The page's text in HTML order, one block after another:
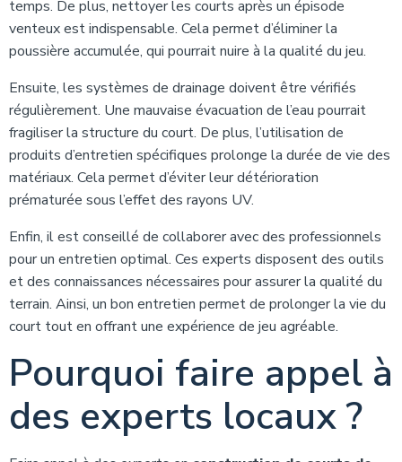
temps. De plus, nettoyer les courts après un épisode
venteux est indispensable. Cela permet d’éliminer la
poussière accumulée, qui pourrait nuire à la qualité du jeu.
Ensuite, les systèmes de drainage doivent être vérifiés
régulièrement. Une mauvaise évacuation de l’eau pourrait
fragiliser la structure du court. De plus, l’utilisation de
produits d’entretien spécifiques prolonge la durée de vie des
matériaux. Cela permet d’éviter leur détérioration
prématurée sous l’effet des rayons UV.
Enfin, il est conseillé de collaborer avec des professionnels
pour un entretien optimal. Ces experts disposent des outils
et des connaissances nécessaires pour assurer la qualité du
terrain. Ainsi, un bon entretien permet de prolonger la vie du
court tout en offrant une expérience de jeu agréable.
Pourquoi faire appel à
des experts locaux ?